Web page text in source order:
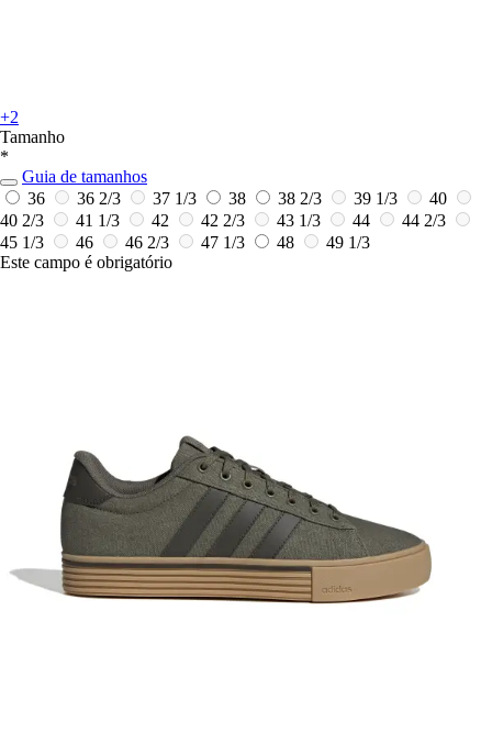
+2
Tamanho
*
Guia de tamanhos
36
36 2/3 37 1/3 38 38 2/3 39 1/3
40
40 2/3
41 1/3 42 42 2/3 43 1/3 44
44 2/3
45 1/3
46 46 2/3 47 1/3 48
49 1/3
Este campo é obrigatório